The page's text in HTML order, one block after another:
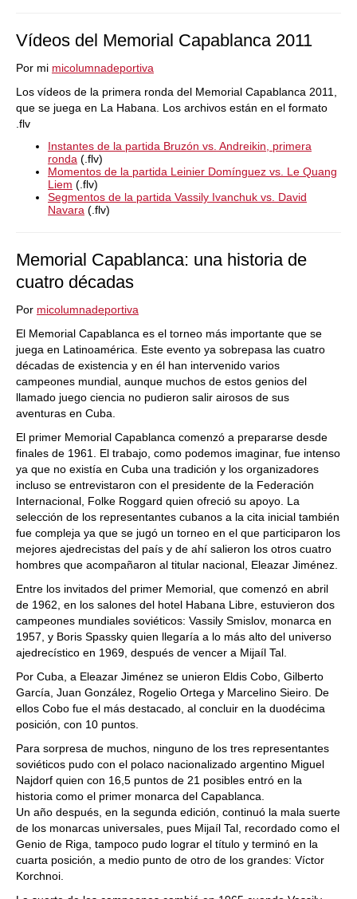
Vídeos del Memorial Capablanca 2011
Por mi micolumnadeportiva
Los vídeos de la primera ronda del Memorial Capablanca 2011,
que se juega en La Habana. Los archivos están en el formato
.flv
Instantes de la partida Bruzón vs. Andreikin, primera
ronda (.flv)
Momentos de la partida Leinier Domínguez vs. Le Quang
Liem (.flv)
Segmentos de la partida Vassily Ivanchuk vs. David
Navara (.flv)
Memorial Capablanca: una historia de
cuatro décadas
Por micolumnadeportiva
El Memorial Capablanca es el torneo más importante que se
juega en Latinoamérica. Este evento ya sobrepasa las cuatro
décadas de existencia y en él han intervenido varios
campeones mundial, aunque muchos de estos genios del
llamado juego ciencia no pudieron salir airosos de sus
aventuras en Cuba.
El primer Memorial Capablanca comenzó a prepararse desde
finales de 1961. El trabajo, como podemos imaginar, fue intenso
ya que no existía en Cuba una tradición y los organizadores
incluso se entrevistaron con el presidente de la Federación
Internacional, Folke Roggard quien ofreció su apoyo. La
selección de los representantes cubanos a la cita inicial también
fue compleja ya que se jugó un torneo en el que participaron los
mejores ajedrecistas del país y de ahí salieron los otros cuatro
hombres que acompañaron al titular nacional, Eleazar Jiménez.
Entre los invitados del primer Memorial, que comenzó en abril
de 1962, en los salones del hotel Habana Libre, estuvieron dos
campeones mundiales soviéticos: Vassily Smislov, monarca en
1957, y Boris Spassky quien llegaría a lo más alto del universo
ajedrecístico en 1969, después de vencer a Mijaíl Tal.
Por Cuba, a Eleazar Jiménez se unieron Eldis Cobo, Gilberto
García, Juan González, Rogelio Ortega y Marcelino Sieiro. De
ellos Cobo fue el más destacado, al concluir en la duodécima
posición, con 10 puntos.
Para sorpresa de muchos, ninguno de los tres representantes
soviéticos pudo con el polaco nacionalizado argentino Miguel
Najdorf quien con 16,5 puntos de 21 posibles entró en la
historia como el primer monarca del Capablanca.
Un año después, en la segunda edición, continuó la mala suerte
de los monarcas universales, pues Mijaíl Tal, recordado como el
Genio de Riga, tampoco pudo lograr el título y terminó en la
cuarta posición, a medio punto de otro de los grandes: Víctor
Korchnoi.